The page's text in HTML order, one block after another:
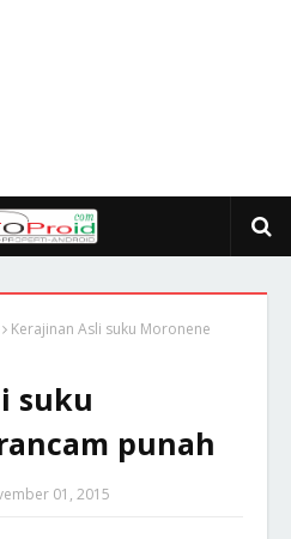
Kerajinan Asli suku Moronene
suku
punah
01, 2015